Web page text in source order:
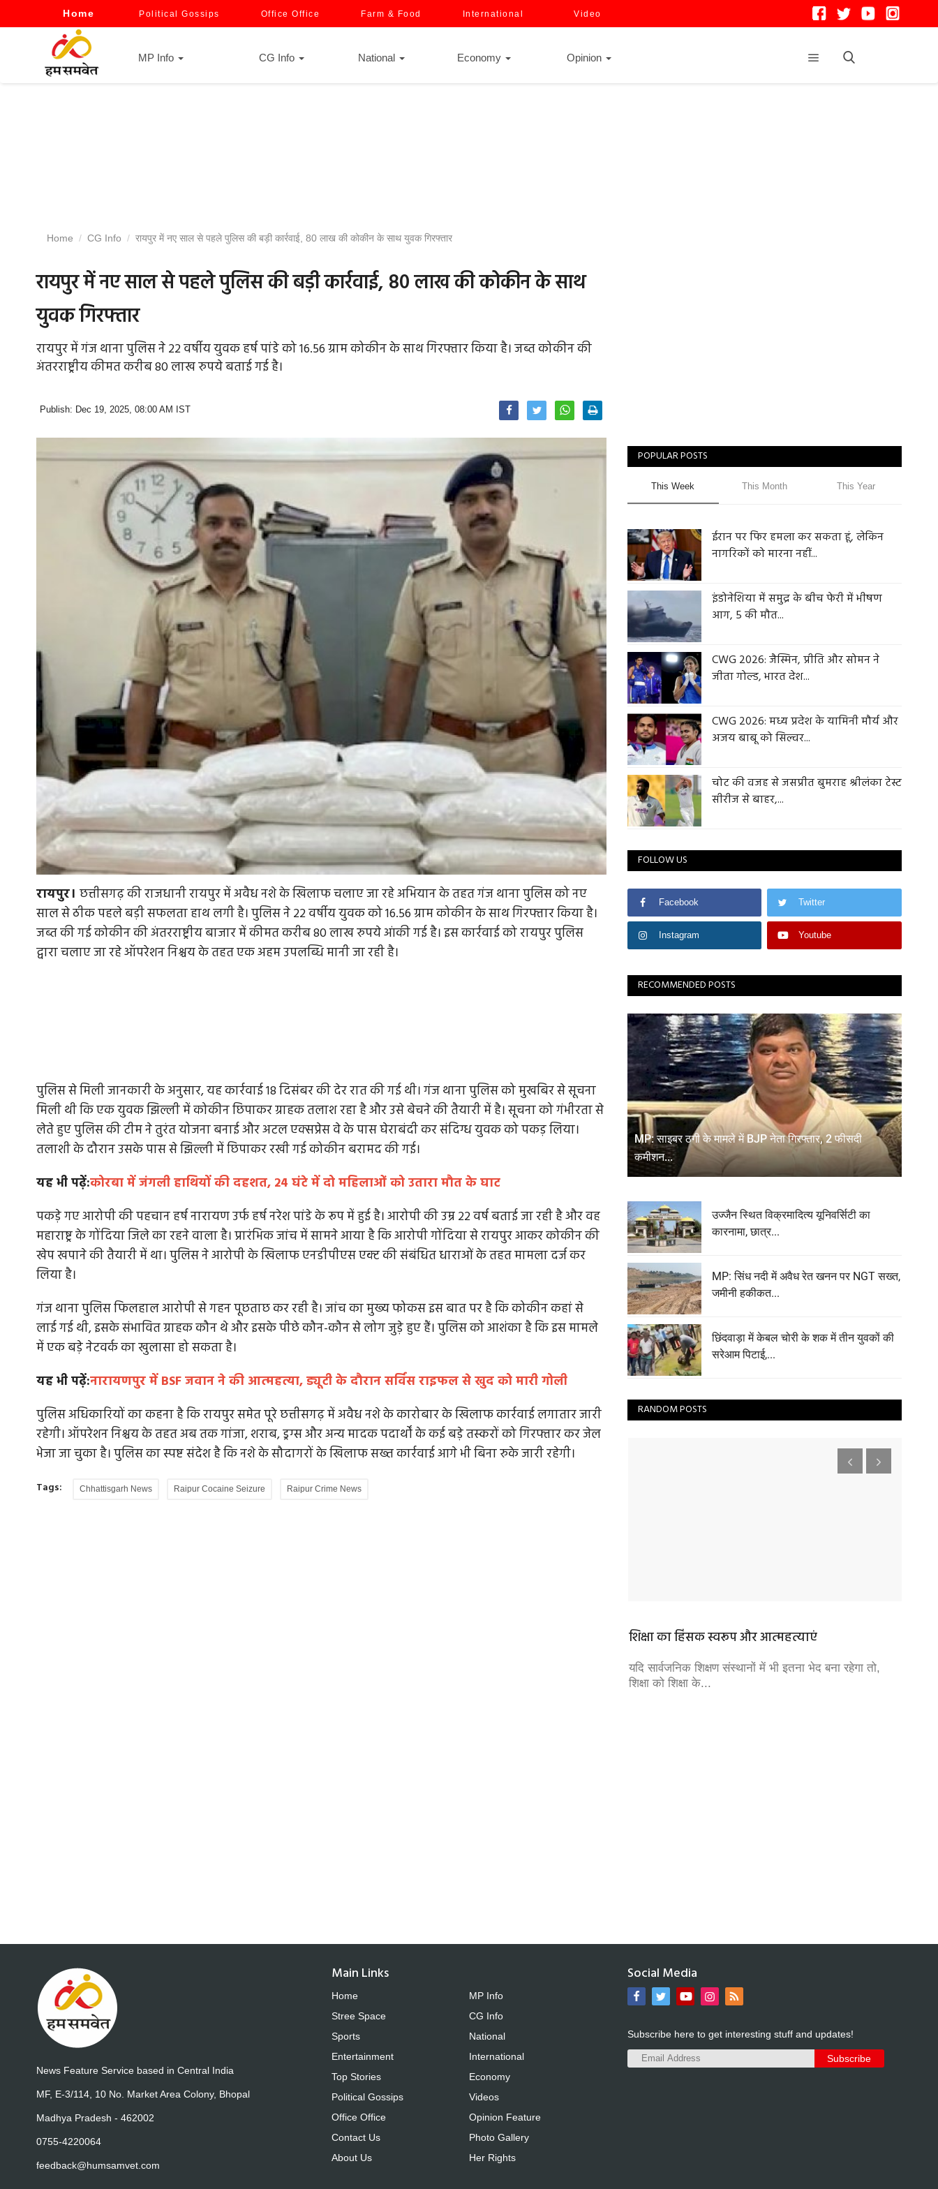
Home Political Gossips Office Office Farm & Food International Video
MP Info CG Info National Economy Opinion
Home CG Info रायपुर में नए साल से पहले पुलिस की बड़ी कार्रवाई, 80 लाख की कोकीन के साथ युवक गिरफ्तार
रायपुर में नए साल से पहले पुलिस की बड़ी कार्रवाई, 80 लाख की कोकीन के साथ
युवक गिरफ्तार
रायपुर में गंज थाना पुलिस ने 22 वर्षीय युवक हर्ष पांडे को 16.56 ग्राम कोकीन के साथ गिरफ्तार किया है। जब्त कोकीन की
अंतरराष्ट्रीय कीमत करीब 80 लाख रुपये बताई गई है।
Publish: Dec 19, 2025, 08:00 AM IST
रायपुर। छत्तीसगढ़ की राजधानी रायपुर में अवैध नशे के खिलाफ चलाए जा रहे अभियान के तहत गंज थाना पुलिस को नए
साल से ठीक पहले बड़ी सफलता हाथ लगी है। पुलिस ने 22 वर्षीय युवक को 16.56 ग्राम कोकीन के साथ गिरफ्तार किया है।
जब्त की गई कोकीन की अंतरराष्ट्रीय बाजार में कीमत करीब 80 लाख रुपये आंकी गई है। इस कार्रवाई को रायपुर पुलिस
द्वारा चलाए जा रहे ऑपरेशन निश्चय के तहत एक अहम उपलब्धि मानी जा रही है।
पुलिस से मिली जानकारी के अनुसार, यह कार्रवाई 18 दिसंबर की देर रात की गई थी। गंज थाना पुलिस को मुखबिर से सूचना
मिली थी कि एक युवक झिल्ली में कोकीन छिपाकर ग्राहक तलाश रहा है और उसे बेचने की तैयारी में है। सूचना को गंभीरता से
लेते हुए पुलिस की टीम ने तुरंत योजना बनाई और अटल एक्सप्रेस वे के पास घेराबंदी कर संदिग्ध युवक को पकड़ लिया।
तलाशी के दौरान उसके पास से झिल्ली में छिपाकर रखी गई कोकीन बरामद की गई।
यह भी पढ़ें:कोरबा में जंगली हाथियों की दहशत, 24 घंटे में दो महिलाओं को उतारा मौत के घाट
पकड़े गए आरोपी की पहचान हर्ष नारायण उर्फ हर्ष नरेश पांडे के रूप में हुई है। आरोपी की उम्र 22 वर्ष बताई जा रही है और वह
महाराष्ट्र के गोंदिया जिले का रहने वाला है। प्रारंभिक जांच में सामने आया है कि आरोपी गोंदिया से रायपुर आकर कोकीन की
खेप खपाने की तैयारी में था। पुलिस ने आरोपी के खिलाफ एनडीपीएस एक्ट की संबंधित धाराओं के तहत मामला दर्ज कर
लिया है।
गंज थाना पुलिस फिलहाल आरोपी से गहन पूछताछ कर रही है। जांच का मुख्य फोकस इस बात पर है कि कोकीन कहां से
लाई गई थी, इसके संभावित ग्राहक कौन थे और इसके पीछे कौन-कौन से लोग जुड़े हुए हैं। पुलिस को आशंका है कि इस मामले
में एक बड़े नेटवर्क का खुलासा हो सकता है।
यह भी पढ़ें:नारायणपुर में BSF जवान ने की आत्महत्या, ड्यूटी के दौरान सर्विस राइफल से खुद को मारी गोली
पुलिस अधिकारियों का कहना है कि रायपुर समेत पूरे छत्तीसगढ़ में अवैध नशे के कारोबार के खिलाफ कार्रवाई लगातार जारी
रहेगी। ऑपरेशन निश्चय के तहत अब तक गांजा, शराब, ड्रग्स और अन्य मादक पदार्थों के कई बड़े तस्करों को गिरफ्तार कर जेल
भेजा जा चुका है। पुलिस का स्पष्ट संदेश है कि नशे के सौदागरों के खिलाफ सख्त कार्रवाई आगे भी बिना रुके जारी रहेगी।
Tags: Chhattisgarh News Raipur Cocaine Seizure Raipur Crime News
POPULAR POSTS
This Week This Month This Year
ईरान पर फिर हमला कर सकता हूं, लेकिन
नागरिकों को मारना नहीं...
इंडोनेशिया में समुद्र के बीच फेरी में भीषण
आग, 5 की मौत...
CWG 2026: जैस्मिन, प्रीति और सोमन ने
जीता गोल्ड, भारत देश...
CWG 2026: मध्य प्रदेश के यामिनी मौर्य और
अजय बाबू को सिल्वर...
चोट की वजह से जसप्रीत बुमराह श्रीलंका टेस्ट
सीरीज से बाहर,...
FOLLOW US
Facebook Twitter
Instagram Youtube
RECOMMENDED POSTS
MP: साइबर ठगी के मामले में BJP नेता गिरफ्तार, 2 फीसदी
कमीशन...
उज्जैन स्थित विक्रमादित्य यूनिवर्सिटी का
कारनामा, छात्र...
MP: सिंध नदी में अवैध रेत खनन पर NGT सख्त,
जमीनी हकीकत...
छिंदवाड़ा में केबल चोरी के शक में तीन युवकों की
सरेआम पिटाई,...
RANDOM POSTS
शिक्षा का हिंसक स्वरूप और आत्महत्याएं
यदि सार्वजनिक शिक्षण संस्थानों में भी इतना भेद बना रहेगा तो,
शिक्षा को शिक्षा के...
News Feature Service based in Central India
MF, E-3/114, 10 No. Market Area Colony, Bhopal
Madhya Pradesh - 462002
0755-4220064
feedback@humsamvet.com
Main Links
Home
Stree Space
Sports
Entertainment
Top Stories
Political Gossips
Office Office
Contact Us
About Us
MP Info
CG Info
National
International
Economy
Videos
Opinion Feature
Photo Gallery
Her Rights
Social Media
Subscribe here to get interesting stuff and updates!